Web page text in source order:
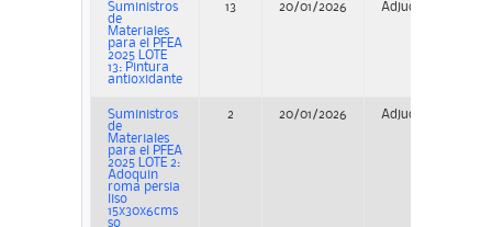
Suministros
de
Materiales
para el PFEA
2025 LOTE
13: Pintura
antioxidante
13 20/01/2026 Adjudicación
Suministros
de
Materiales
para el PFEA
2025 LOTE 2:
Adoquin
roma persia
liso
15x30x6cms
so
2 20/01/2026 Adjudicación